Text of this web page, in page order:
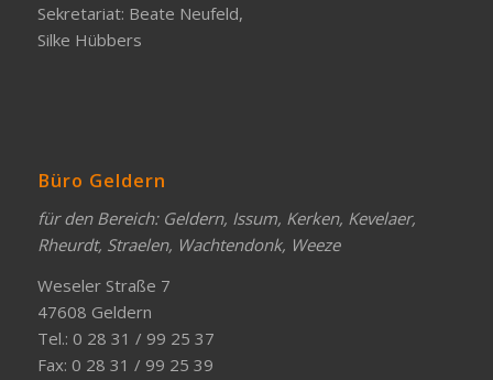
Sekretariat: Beate Neufeld,
Silke Hübbers
Büro Geldern
für den Bereich: Geldern, Issum, Kerken, Kevelaer,
Rheurdt, Straelen, Wachtendonk, Weeze
Weseler Straße 7
47608 Geldern
Tel.: 0 28 31 / 99 25 37
Fax: 0 28 31 / 99 25 39